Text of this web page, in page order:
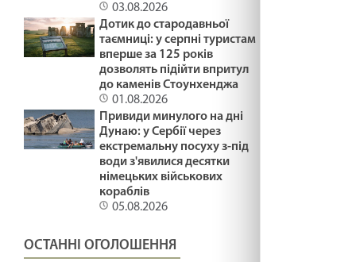
НЕСТЕРПНЕ МОВЧАННЯ /1488/ Майтеся
файно
29.01.2025
ПЛАСТИКОВІ ФЛАМІНГО /1488/ Майтеся
29.01.2025
ПРИКРІ ЛЮДИ /1487/ Майтеся файно
неділя по ЗСД.
03.08.2026
Дотик до стародавньої
таємниці: у серпні туристам
вперше за 125 років
дозволять підійти впритул
до каменів Стоунхенджа
01.08.2026
Привиди минулого на дні
Дунаю: у Сербії через
екстремальну посуху з-під
води з'явилися десятки
німецьких військових
кораблів
05.08.2026
ОСТАННІ ОГОЛОШЕННЯ